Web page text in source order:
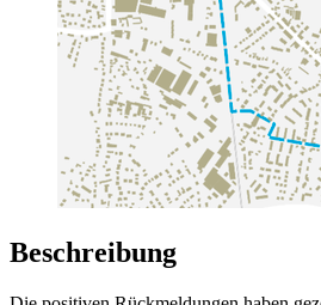
Beschreibung